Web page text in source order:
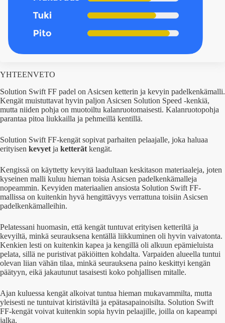
YHTEENVETO
Solution Swift FF padel on Asicsen ketterin ja kevyin padelkenkämalli.
Kengät muistuttavat hyvin paljon Asicsen Solution Speed -kenkiä,
mutta niiden pohja on muotoiltu kalanruotomaisesti. Kalanruotopohja
parantaa pitoa liukkailla ja pehmeillä kentillä.
Solution Swift FF-kengät sopivat parhaiten pelaajalle, joka haluaa
erityisen kevyet ja ketterät kengät.
Kengissä on käyttetty kevyitä laadultaan keskitason materiaaleja, joten
kyseinen malli kuluu hieman toisia Asicsen padelkenkämalleja
nopeammin. Kevyiden materiaalien ansiosta Solution Swift FF-
mallissa on kuitenkin hyvä hengittävyys verrattuna toisiin Asicsen
padelkenkämalleihin.
Pelatessani huomasin, että kengät tuntuvat erityisen ketteriltä ja
kevyiltä, minkä seurauksena kentällä liikkuminen oli hyvin vaivatonta.
Kenkien lesti on kuitenkin kapea ja kengillä oli alkuun epämieluista
pelata, sillä ne puristivat päkiöitten kohdalta. Varpaiden alueella tuntui
olevan liian vähän tilaa, minkä seurauksena paino keskittyi kengän
päätyyn, eikä jakautunut tasaisesti koko pohjallisen mitalle.
Ajan kuluessa kengät alkoivat tuntua hieman mukavammilta, mutta
yleisesti ne tuntuivat kiristäviltä ja epätasapainoisilta. Solution Swift
FF-kengät voivat kuitenkin sopia hyvin pelaajille, joilla on kapeampi
jalka.